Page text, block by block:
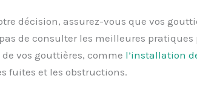
décision, assurez-vous que vos
de consulter les meilleures pratiques
vos gouttières, comme l’installation
fuites et les obstructions.